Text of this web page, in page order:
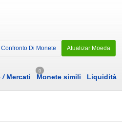
Confronto Di Monete Atualizar Moeda
/Mercati
0
Monete simili Liquidità